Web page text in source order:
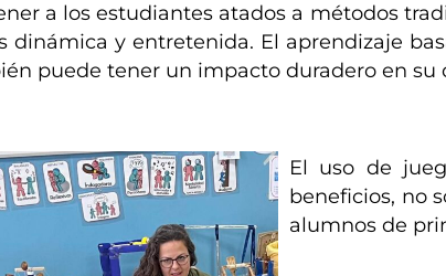
a los estudiantes atados a métodos
dinámica y entretenida. El aprendizaje
puede tener un impacto duradero en su
El uso de
beneficios, no
alumnos de